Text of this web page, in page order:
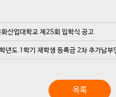
화산업대학교 제25회 입학식 공고
년도 1학기 재학생 등록금 2차 추가납부
목록